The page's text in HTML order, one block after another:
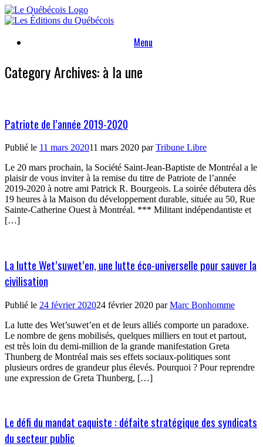
Skip
to
Menu
Category Archives:à la une
Patriote de l’année 2019-2020
Publié le 11 mars 202011 mars 2020 parTribune Libre
Le 20 mars prochain, la Société Saint-Jean-Baptiste de Montréal a le
plaisir de vous inviter à la remise du titre de Patriote de l’année
2019-2020 à notre ami Patrick R. Bourgeois. La soirée débutera dès
19 heures à la Maison du développement durable, située au 50, Rue
Sainte-Catherine Ouest à Montréal. *** Militant indépendantiste et
[…]
La lutte Wet’suwet’en, une lutte éco-universelle pour sauver la
civilisation
Publié le 24 février 202024 février 2020 parMarc Bonhomme
La lutte des Wet’suwet’en et de leurs alliés comporte un paradoxe.
Le nombre de gens mobilisés, quelques milliers en tout et partout,
est très loin du demi-million de la grande manifestation Greta
Thunberg de Montréal mais ses effets sociaux-politiques sont
plusieurs ordres de grandeur plus élevés. Pourquoi ? Pour reprendre
une expression de Greta Thunberg, […]
Le défi du mandat caquiste : défaite stratégique des syndicats
du secteur public